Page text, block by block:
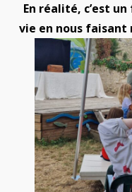
En réalité, c’est
vie en nous faisant